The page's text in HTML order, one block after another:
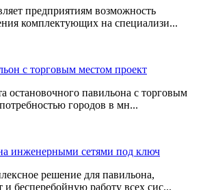
предприятиям возможность
комплектующих на специализи...
с торговым местом проект
остановочного павильона с торговым
городов в мн...
инженерными сетями под ключ
решение для павильона,
и бесперебойную работу всех сис...